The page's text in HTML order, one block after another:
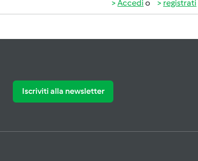
Accedi o registrati
Iscriviti alla newsletter